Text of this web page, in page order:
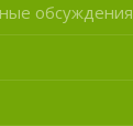
обсуждения